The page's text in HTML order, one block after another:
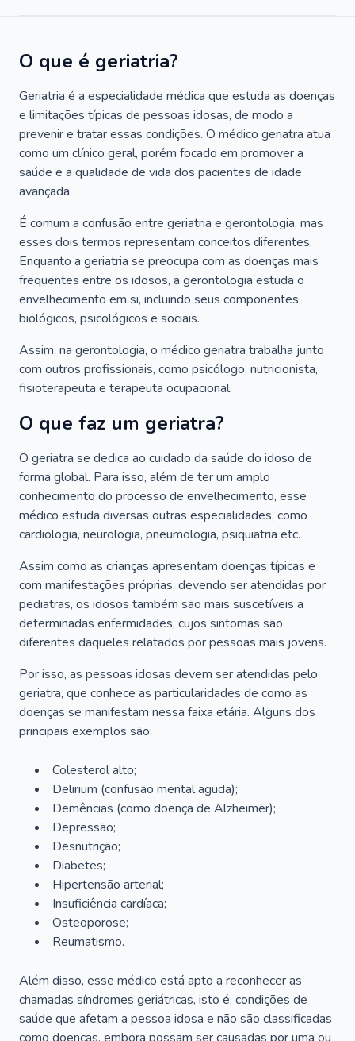
O que é geriatria?
Geriatria é a especialidade médica que estuda as doenças
e limitações típicas de pessoas idosas, de modo a
prevenir e tratar essas condições. O médico geriatra atua
como um clínico geral, porém focado em promover a
saúde e a qualidade de vida dos pacientes de idade
avançada.
É comum a confusão entre geriatria e gerontologia, mas
esses dois termos representam conceitos diferentes.
Enquanto a geriatria se preocupa com as doenças mais
frequentes entre os idosos, a gerontologia estuda o
envelhecimento em si, incluindo seus componentes
biológicos, psicológicos e sociais.
Assim, na gerontologia, o médico geriatra trabalha junto
com outros profissionais, como psicólogo, nutricionista,
fisioterapeuta e terapeuta ocupacional.
O que faz um geriatra?
O geriatra se dedica ao cuidado da saúde do idoso de
forma global. Para isso, além de ter um amplo
conhecimento do processo de envelhecimento, esse
médico estuda diversas outras especialidades, como
cardiologia, neurologia, pneumologia, psiquiatria etc.
Assim como as crianças apresentam doenças típicas e
com manifestações próprias, devendo ser atendidas por
pediatras, os idosos também são mais suscetíveis a
determinadas enfermidades, cujos sintomas são
diferentes daqueles relatados por pessoas mais jovens.
Por isso, as pessoas idosas devem ser atendidas pelo
geriatra, que conhece as particularidades de como as
doenças se manifestam nessa faixa etária. Alguns dos
principais exemplos são:
Colesterol alto;
Delirium (confusão mental aguda);
Demências (como doença de Alzheimer);
Depressão;
Desnutrição;
Diabetes;
Hipertensão arterial;
Insuficiência cardíaca;
Osteoporose;
Reumatismo.
Além disso, esse médico está apto a reconhecer as
chamadas síndromes geriátricas, isto é, condições de
saúde que afetam a pessoa idosa e não são classificadas